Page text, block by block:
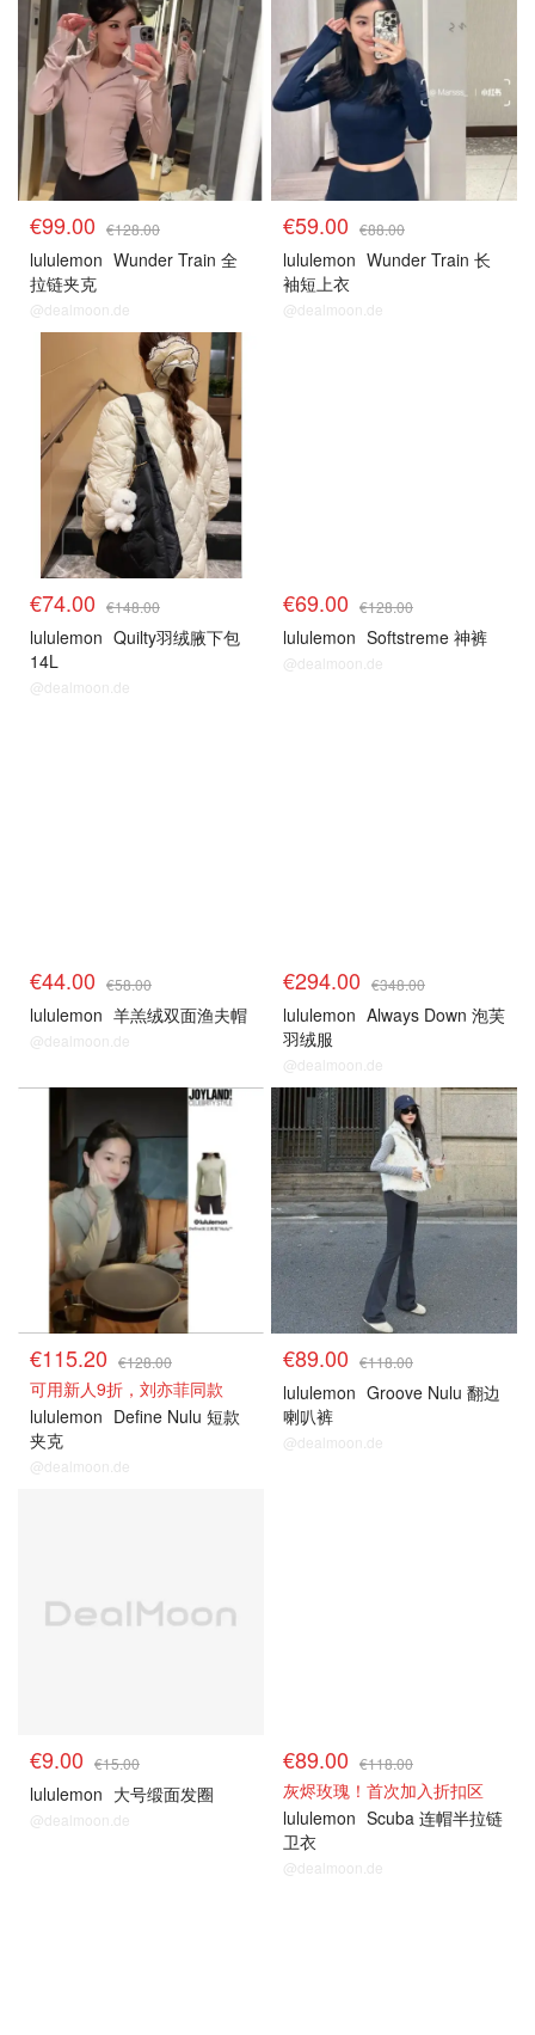
€99.00 €128.00
lululemon Wunder Train 全
拉链夹克
@dealmoon.de
€59.00 €88.00
lululemon Wunder Train 长
袖短上衣
@dealmoon.de
€74.00 €148.00
lululemon Quilty羽绒腋下包
14L
@dealmoon.de
€69.00 €128.00
lululemon Softstreme 神裤
@dealmoon.de
€44.00 €58.00
lululemon 羊羔绒双面渔夫帽
@dealmoon.de
€294.00 €348.00
lululemon Always Down 泡芙
羽绒服
@dealmoon.de
€115.20 €128.00
可用新人9折，刘亦菲同款
lululemon Define Nulu 短款
夹克
@dealmoon.de
€89.00 €118.00
lululemon Groove Nulu 翻边
喇叭裤
@dealmoon.de
€9.00 €15.00
lululemon 大号缎面发圈
@dealmoon.de
€89.00 €118.00
灰烬玫瑰！首次加入折扣区
lululemon Scuba 连帽半拉链
卫衣
@dealmoon.de